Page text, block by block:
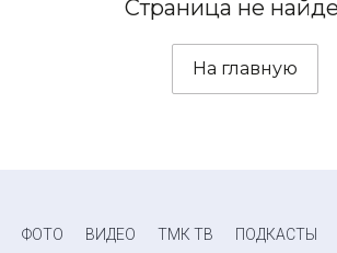
Страница не
На главную
ФОТО ВИДЕО ТМК ТВ ПОДКАСТЫ